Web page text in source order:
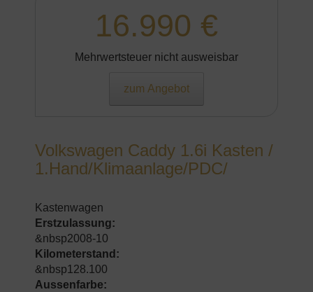
16.990 €
Mehrwertsteuer nicht ausweisbar
zum Angebot
Volkswagen Caddy 1.6i Kasten /
1.Hand/Klimaanlage/PDC/
Kastenwagen
Erstzulassung:
&nbsp2008-10
Kilometerstand:
&nbsp128.100
Aussenfarbe: